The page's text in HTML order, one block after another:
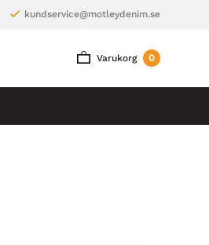
kundservice@motleydenim.se
Varukorg 0